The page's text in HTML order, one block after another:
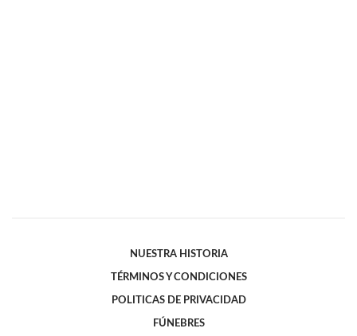
NUESTRA HISTORIA
TÉRMINOS Y CONDICIONES
POLITICAS DE PRIVACIDAD
FÚNEBRES